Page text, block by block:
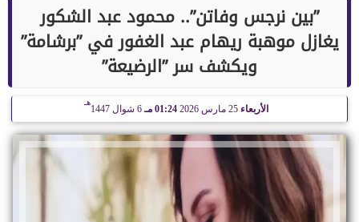
”بين نرجس وفاتن”.. محمود عبد الشكور
يغازل موهبة ريهام عبد الغفور في ”برشامة”
ويكشف سر ”الرضيعة”
الأربعاء 01:24 مـ 6 شوال 1447
هـ